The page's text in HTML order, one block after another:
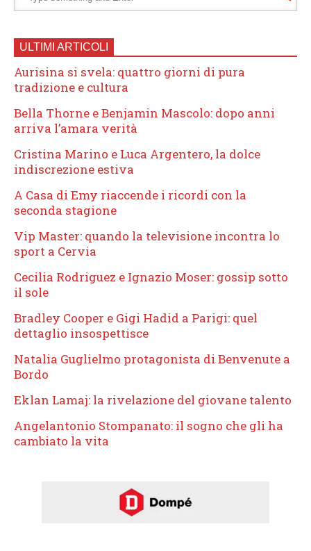
ULTIMI ARTICOLI
Aurisina si svela: quattro giorni di pura
tradizione e cultura
Bella Thorne e Benjamin Mascolo: dopo anni
arriva l’amara verità
Cristina Marino e Luca Argentero, la dolce
indiscrezione estiva
A Casa di Emy riaccende i ricordi con la
seconda stagione
Vip Master: quando la televisione incontra lo
sport a Cervia
Cecilia Rodriguez e Ignazio Moser: gossip sotto
il sole
Bradley Cooper e Gigi Hadid a Parigi: quel
dettaglio insospettisce
Natalia Guglielmo protagonista di Benvenute a
Bordo
Eklan Lamaj: la rivelazione del giovane talento
Angelantonio Stompanato: il sogno che gli ha
cambiato la vita